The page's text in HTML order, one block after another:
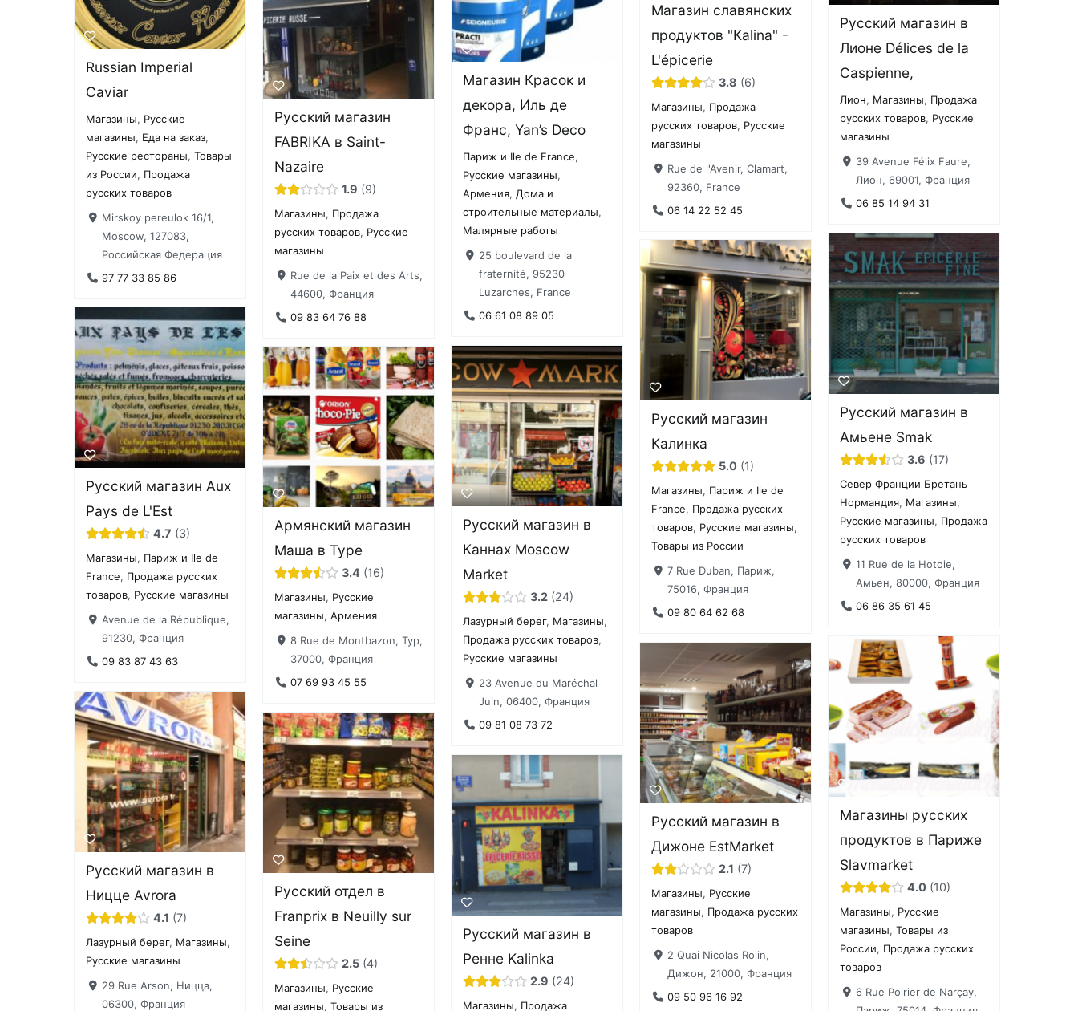
Магазин славянских
продуктов "Kalina" -
L'épicerie
3.8 6
Магазины, Продажа
русских товаров, Русские
магазины
Rue de l'Avenir, Clamart,
92360, France
06 14 22 52 45
Русский магазин в
Лионе Délices de la
Caspienne,
Лион, Магазины, Продажа
русских товаров, Русские
магазины
39 Avenue Félix Faure,
Лион, 69001, Франция
06 85 14 94 31
Russian Imperial
Caviar
Магазины, Русские
магазины, Еда на заказ,
Русские рестораны,Товары
из России, Продажа
русских товаров
Mirskoy pereulok 16/1,
Moscow, 127083,
Российская Федерация
97 77 33 85 86
Магазин Красок и
декора, Иль де
Франс, Yan’s Deco
Париж и Ile de France,
Русские магазины,
Армения,Дома и
строительные материалы,
Малярные работы
25 boulevard de la
fraternité, 95230
Luzarches, France
06 61 08 89 05
Русский магазин
FABRIKA в Saint-
Nazaire
1.9 9
Магазины, Продажа
русских товаров, Русские
магазины
Rue de la Paix et des Arts,
44600, Франция
09 83 64 76 88
Русский магазин в
Амьене Smak
3.6 17
Север Франции Бретань
Нормандия, Магазины,
Русские магазины, Продажа
русских товаров
11 Rue de la Hotoie,
Амьен, 80000, Франция
06 86 35 61 45
Русский магазин
Калинка
5.0 1
Магазины, Париж и Ile de
France, Продажа русских
товаров, Русские магазины,
Товары из России
7 Rue Duban, Париж,
75016, Франция
09 80 64 62 68
Русский магазин Aux
Pays de L'Est
4.7 3
Магазины, Париж и Ile de
France, Продажа русских
товаров, Русские магазины
Avenue de la République,
91230, Франция
09 83 87 43 63
Русский магазин в
Каннах Moscow
Market
3.2 24
Лазурный берег, Магазины,
Продажа русских товаров,
Русские магазины
23 Avenue du Maréchal
Juin, 06400, Франция
09 81 08 73 72
Армянский магазин
Маша в Туре
3.4 16
Магазины, Русские
магазины,Армения
8 Rue de Montbazon, Тур,
37000, Франция
07 69 93 45 55
Магазины русских
продуктов в Париже
Slavmarket
4.0 10
Магазины, Русские
магазины,Товары из
России, Продажа русских
товаров
6 Rue Poirier de Narçay,
Русский магазин в
Дижоне EstMarket
2.1 7
Магазины, Русские
магазины, Продажа русских
товаров
2 Quai Nicolas Rolin,
Дижон, 21000, Франция
09 50 96 16 92
Русский магазин в
Ницце Avrora
4.1 7
Лазурный берег, Магазины,
Русские магазины
29 Rue Arson, Ницца,
06300, Франция
Русский отдел в
Franprix в Neuilly sur
Seine
2.5 4
Магазины, Русские
магазины,Товары из
Русский магазин в
Ренне Kalinka
2.9 24
Магазины, Продажа